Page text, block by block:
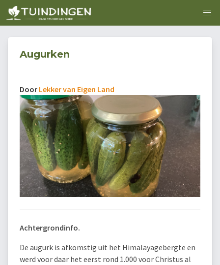
Augurken
Door Lekker van Eigen Land
Achtergrondinfo.
De augurk is afkomstig uit het Himalayagebergte en
werd voor daar het eerst rond 1.000 voor Christus al